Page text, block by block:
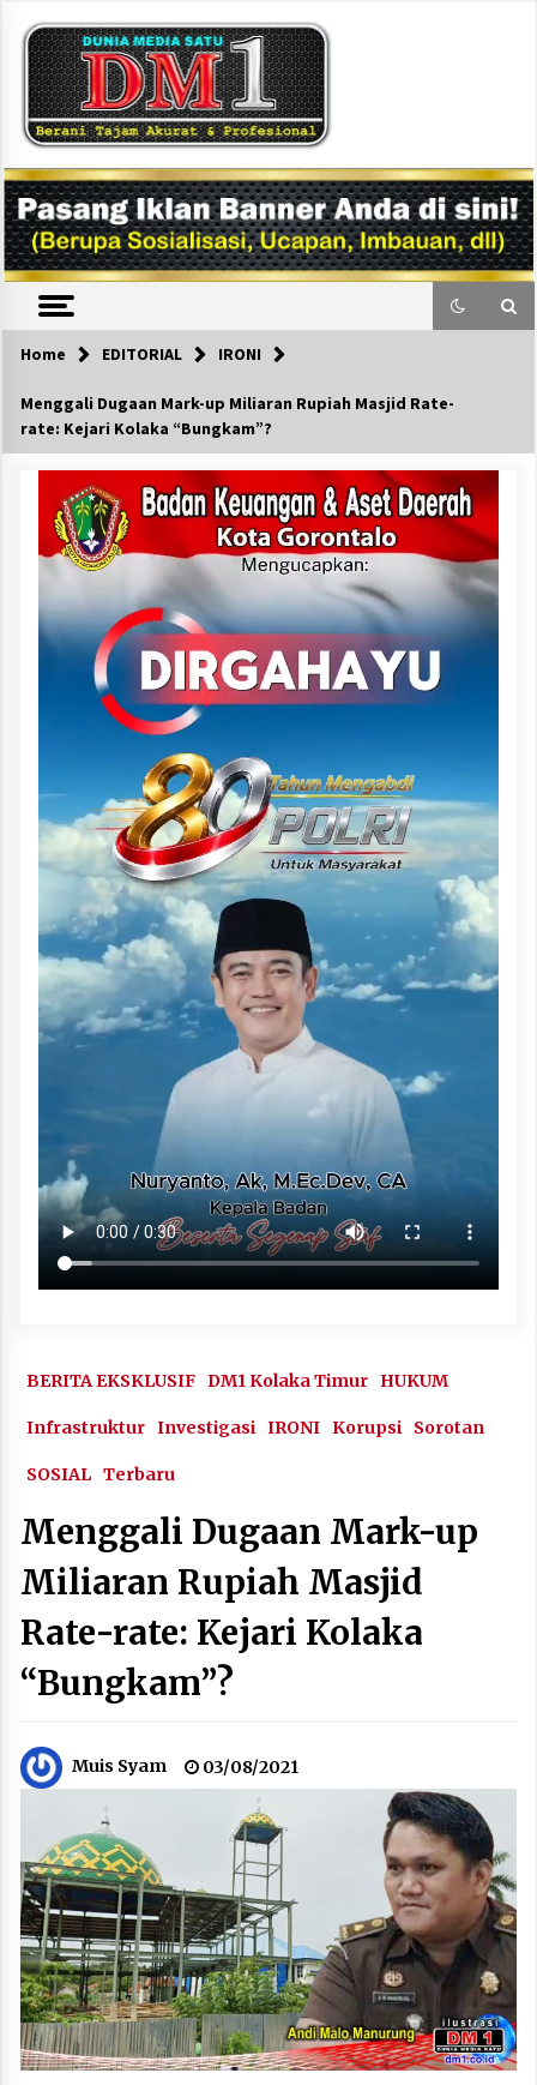
content
DM1
Home EDITORIAL IRONI
Menggali Dugaan Mark-up Miliaran Rupiah Masjid Rate-
rate: Kejari Kolaka “Bungkam”?
BERITA EKSKLUSIF DM1 Kolaka Timur HUKUM
Infrastruktur Investigasi IRONI Korupsi Sorotan
SOSIAL Terbaru
Menggali Dugaan Mark-up
Miliaran Rupiah Masjid
Rate-rate: Kejari Kolaka
“Bungkam”?
Muis Syam 03/08/2021